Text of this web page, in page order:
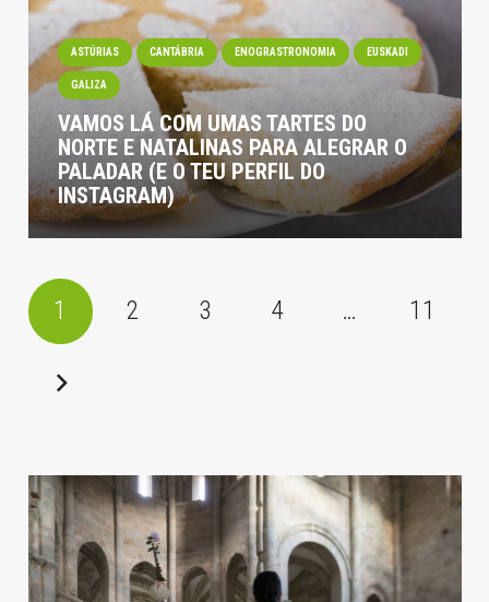
ASTÚRIAS CANTÁBRIA ENOGRASTRONOMIA EUSKADI
GALIZA
VAMOS LÁ COM UMAS TARTES DO
NORTE E NATALINAS PARA ALEGRAR O
PALADAR (E O TEU PERFIL DO
INSTAGRAM)
1 2 3 4 … 11